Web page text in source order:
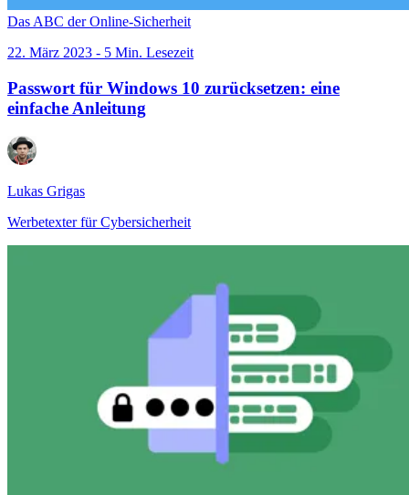
Das ABC der Online-Sicherheit
22. März 2023 - 5 Min. Lesezeit
Passwort für Windows 10 zurücksetzen: eine
einfache Anleitung
Lukas Grigas
Werbetexter für Cybersicherheit